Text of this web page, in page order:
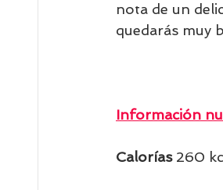
nota de un
quedarás muy
Información
Calorías 260